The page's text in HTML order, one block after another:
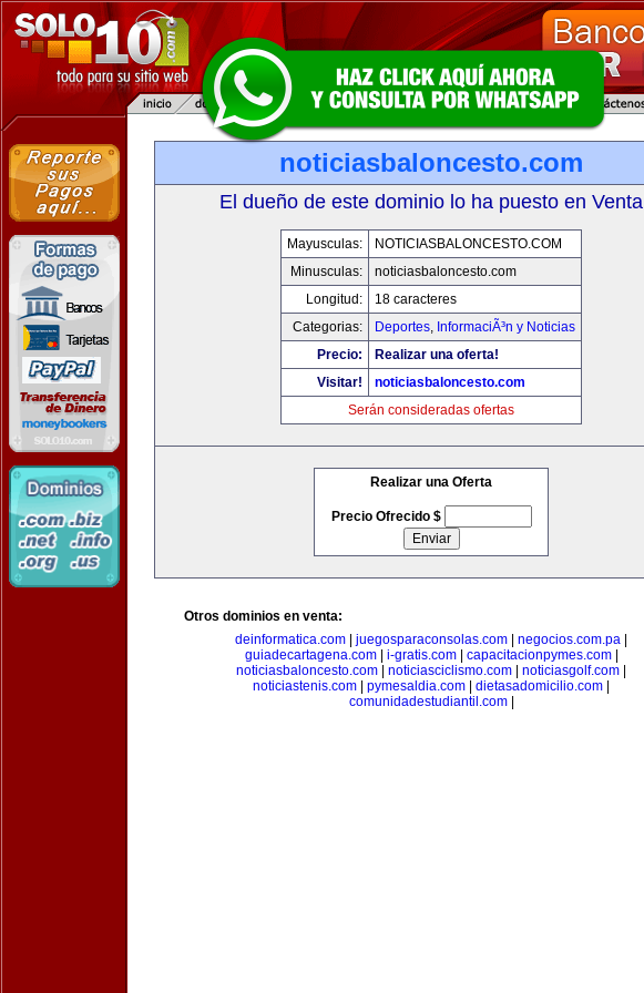
noticiasbaloncesto.com
El dueño de este dominio lo ha puesto en Venta
Mayusculas:
NOTICIASBALONCESTO.COM
Minusculas:
noticiasbaloncesto.com
Longitud:
18 caracteres
Categorias:
Deportes, InformaciÃ³n y Noticias
Precio:
Realizar una oferta!
Visitar!
noticiasbaloncesto.com
Serán consideradas ofertas
Realizar una Oferta
Precio Ofrecido $
Otros dominios en venta:
deinformatica.com
juegosparaconsolas.com negocios.com.pa
guiadecartagena.com| i-gratis.com| capacitacionpymes.com|
noticiasbaloncesto.com
noticiasciclismo.com noticiasgolf.com
noticiastenis.com
pymesaldia.com dietasadomicilio.com
comunidadestudiantil.com|